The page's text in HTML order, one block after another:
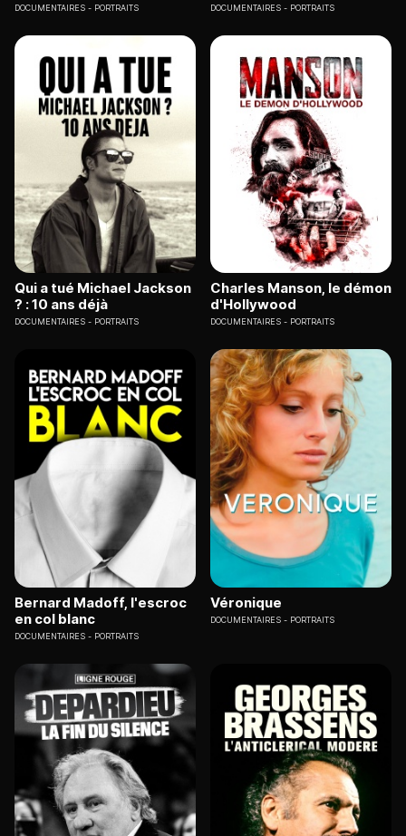
DOCUMENTAIRES PORTRAITS DOCUMENTAIRES PORTRAITS
Qui a tué Michael Jackson
? : 10 ans déjà
DOCUMENTAIRES PORTRAITS
Charles Manson, le démon
d'Hollywood
DOCUMENTAIRES PORTRAITS
Bernard Madoff, l'escroc
en col blanc
DOCUMENTAIRES PORTRAITS
Véronique
DOCUMENTAIRES PORTRAITS